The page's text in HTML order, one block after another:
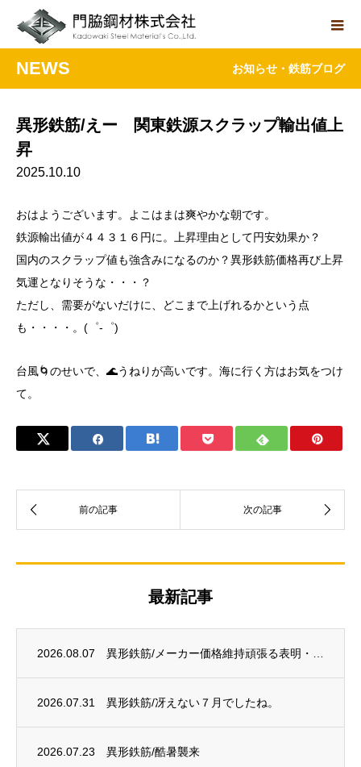
NEWS お知らせ・鉄筋ブログ
異形鉄筋/えー 関東鉄源スクラップ輸出値上
昇
2025.10.10
おはようございます。よこはまは爽やかな朝です。
鉄源輸出値が４４３１６円に。上昇理由として円安効果か？
国内のスクラップ値も強含みになるのか？異形鉄筋価格再び上昇
気運となりそうな・・・？
ただし、需要がないだけに、どこまで上げれるかという点
も・・・・。(゜-゜)
台風🌀のせいで、🌊うねりが高いです。海に行く方はお気をつけ
て。
最新記事
2026.08.07
2026.07.31 異形鉄筋/冴えない７月でしたね。
2026.07.23 異形鉄筋/酷暑襲来